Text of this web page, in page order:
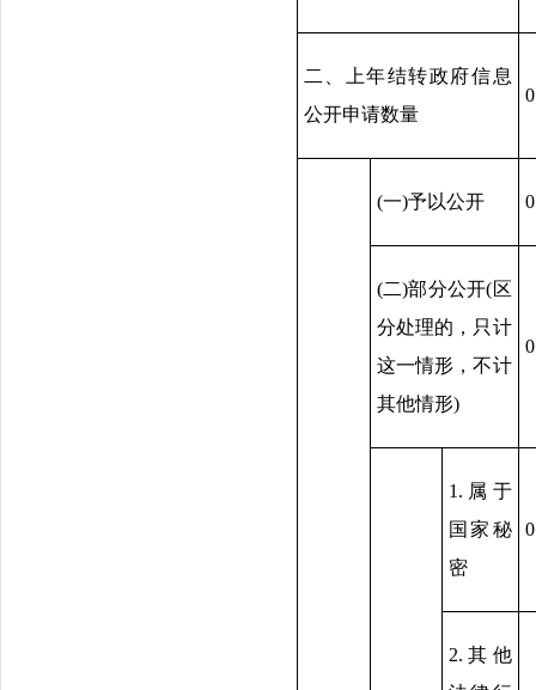
二、上年结转政府信息
公开申请数量
0
(一)予以公开 0
(二)部分公开(区
分处理的，只计
这一情形，不计
其他情形)
0
1.属于
国家秘
密
0
2.其他